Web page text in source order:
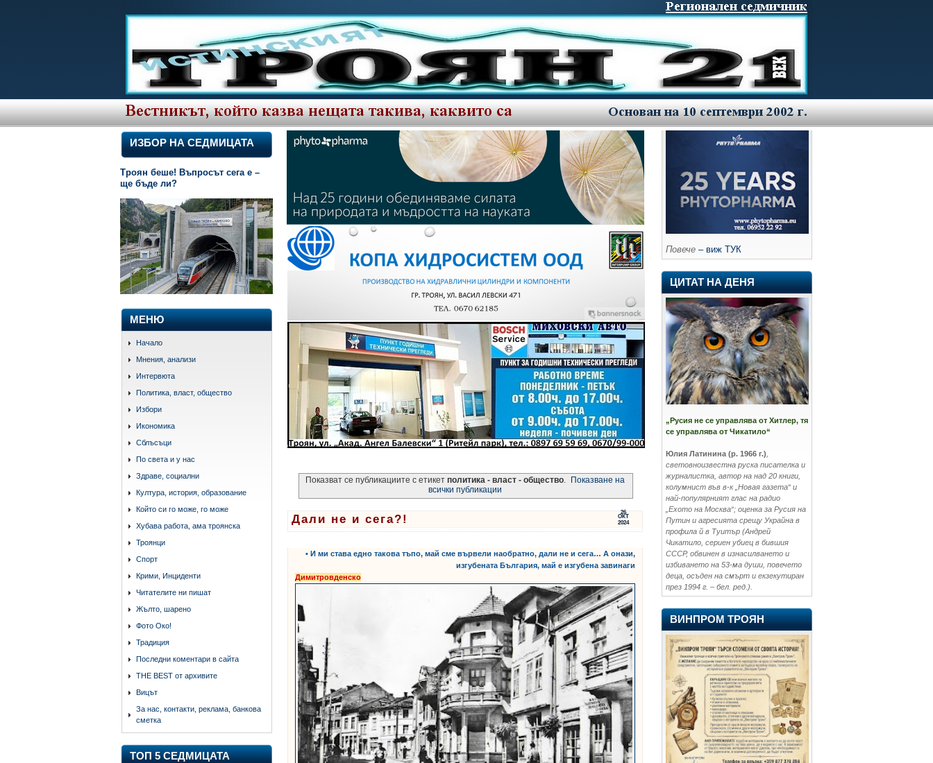
ИЗБОР НА СЕДМИЦАТА
Троян беше! Въпросът сега е –
ще бъде ли?
МЕНЮ
Начало
Мнения, анализи
Интервюта
Политика, власт, общество
Избори
Икономика
Сблъсъци
По света и у нас
Здраве, социални
Култура, история, образование
Който си го може, го може
Хубава работа, ама троянска
Троянци
Спорт
Крими, Инциденти
Читателите ни пишат
Жълто, шарено
Фото Око!
Традиция
Последни коментари в сайта
THE BEST от архивите
Вицът
За нас, контакти, реклама, банкова
сметка
ТОП 5 СЕДМИЦАТА
Показват се публикациите с етикет политика - власт - общество.
Показване на
всички публикации
26
ОКТ
2024
Дали не и сега?!
• И ми става едно такова тъпо, май сме вървели наобратно, дали не и сега… А онази,
изгубената България, май е изгубена завинаги
Димитровденско
Повече – виж ТУК
ЦИТАТ НА ДЕНЯ
„Русия не се управлява от Хитлер, тя
се управлява от Чикатило“
Юлия Латинина (р. 1966 г.)
световноизвестна руска писателка и
журналистка, автор на над 20 книги,
колумнист във в-к „Новая газета“ и
най-популярният глас на радио
„Ехото на Москва“; оценка за Русия на
Путин и агресията срещу Украйна в
профила й в Туитър (Андрей
Чикатило, сериен убиец в бившия
СССР, обвинен в изнасилването и
избиването на 53-ма души, повечето
деца, осъден на смърт и екзекутиран
през 1994 г. – бел. ред.).
ВИНПРОМ ТРОЯН